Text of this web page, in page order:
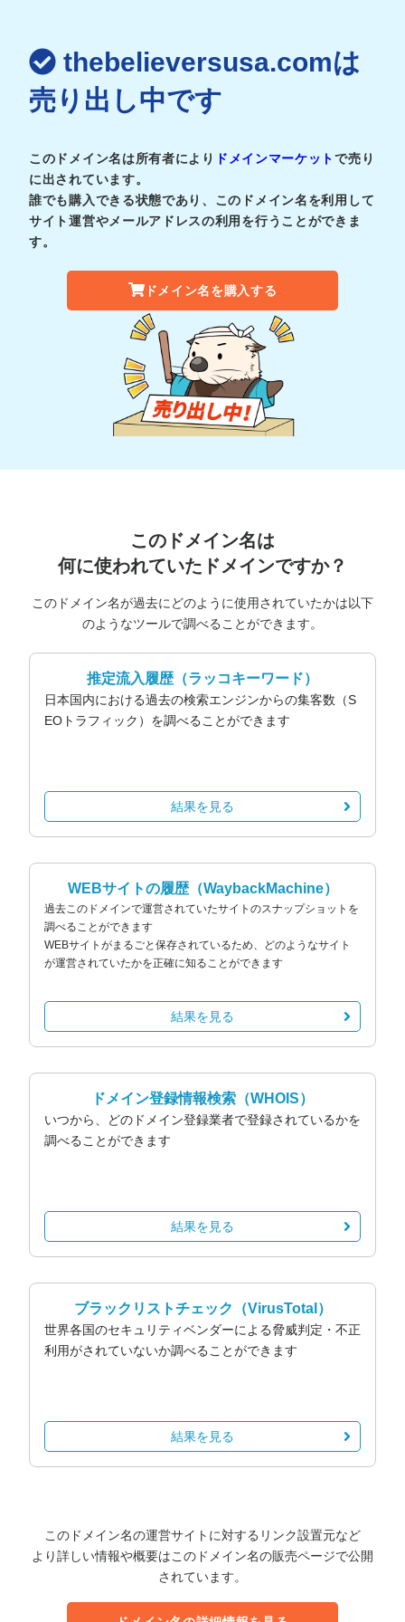
thebelieversusa.comは
売り出し中です
このドメイン名は所有者により ドメインマーケットで売り
に出されています。
誰でも購入できる状態であり、このドメイン名を利用して
サイト運営やメールアドレスの利用を行うことができま
す。
ドメイン名を購入する
このドメイン名は
何に使われていたドメインですか？
このドメイン名が過去にどのように使用されていたかは以下
のようなツールで調べることができます。
推定流入履歴（ラッコキーワード）
日本国内における過去の検索エンジンからの集客数（S
EOトラフィック）を調べることができます
結果を見る
WEBサイトの履歴（WaybackMachine）
過去このドメインで運営されていたサイトのスナップショットを
調べることができます
WEBサイトがまるごと保存されているため、どのようなサイト
が運営されていたかを正確に知ることができます
結果を見る
ドメイン登録情報検索 （WHOIS）
いつから、どのドメイン登録業者で登録されているかを
調べることができます
結果を見る
ブラックリストチェック （VirusTotal）
世界各国のセキュリティベンダーによる脅威判定・不正
利用がされていないか調べることができます
結果を見る
このドメイン名の運営サイトに対するリンク設置元など
より詳しい情報や概要はこのドメイン名の販売ページで公開
されています。